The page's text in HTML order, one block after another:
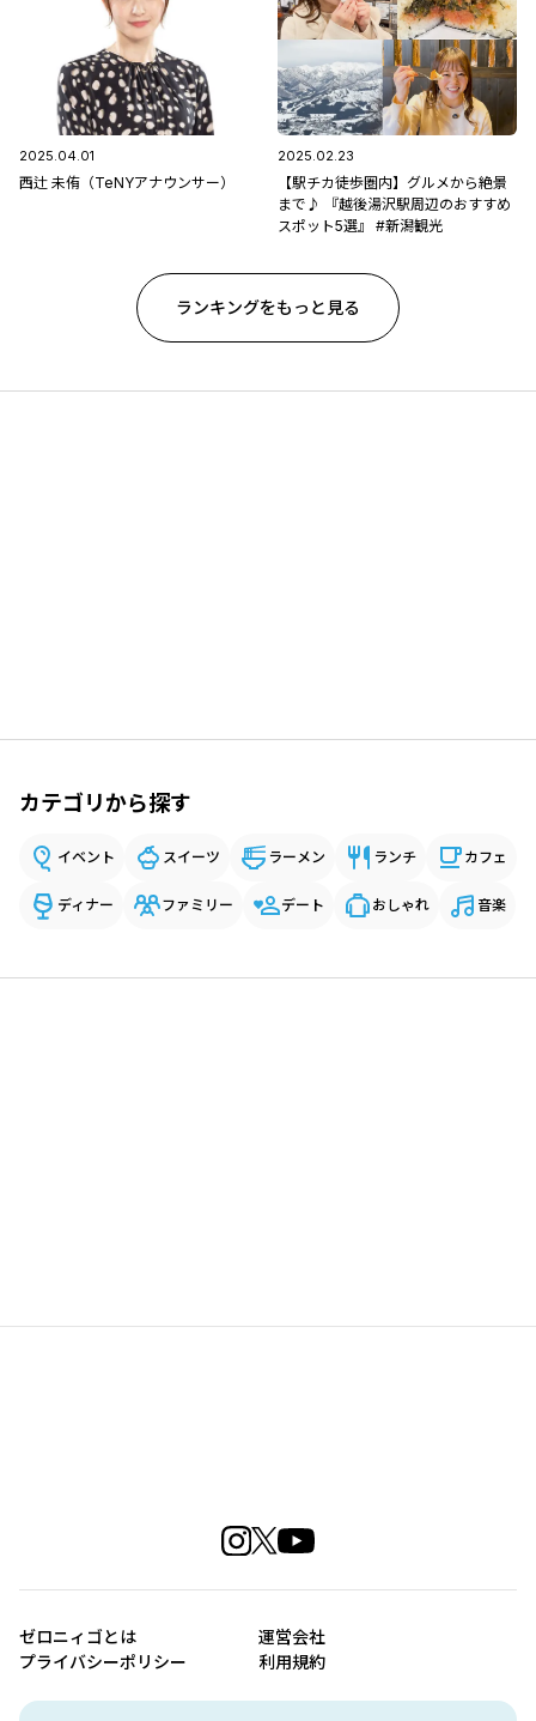
2025.04.01
西辻 未侑（TeNYアナウンサー）
2025.02.23
【駅チカ徒歩圏内】グルメから絶景
まで♪ 『越後湯沢駅周辺のおすすめ
スポット5選』 #新潟観光
ランキングをもっと見る
カテゴリから探す
イベント スイーツ ラーメン ランチ カフェ
ディナー ファミリー デート おしゃれ 音楽
ゼロニィゴとは
運営会社
プライバシーポリシー
利用規約